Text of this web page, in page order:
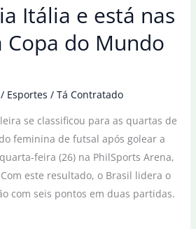
Itália e está nas
Copa do Mundo
/ Esportes / Tá Contratado
se classificou para as quartas de
feminina de futsal após golear a
feira (26) na PhilSports Arena,
este resultado, o Brasil lidera o
com seis pontos em duas partidas.